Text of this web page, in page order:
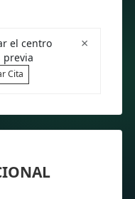
×
el centro
previa
Cita